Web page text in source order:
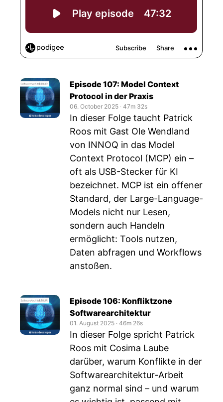
Episode 107: Model Context
Protocol in der Praxis
06. October 2025 ‧ 47m 32s
In dieser Folge taucht Patrick
Roos mit Gast Ole Wendland
von INNOQ in das Model
Context Protocol (MCP) ein –
oft als USB-Stecker für KI
bezeichnet. MCP ist ein offener
Standard, der Large-Language-
Models nicht nur Lesen,
sondern auch Handeln
ermöglicht: Tools nutzen,
Daten abfragen und Workflows
anstoßen.
Episode 106: Konfliktzone
Softwarearchitektur
01. August 2025 ‧ 46m 26s
In dieser Folge spricht Patrick
Roos mit Cosima Laube
darüber, warum Konflikte in der
Softwarearchitektur-Arbeit
ganz normal sind – und warum